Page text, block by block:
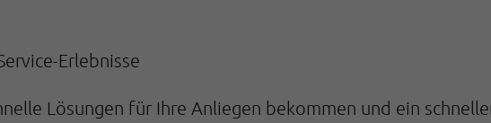
Erlebnisse
Lösungen für Ihre Anliegen bekommen und ein